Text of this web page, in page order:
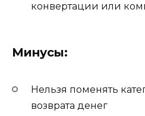
конвертации или
Минусы:
Нельзя поменять
возврата денег